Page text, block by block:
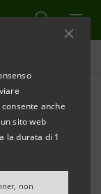
anche
sito web
la durata di 1
non
a